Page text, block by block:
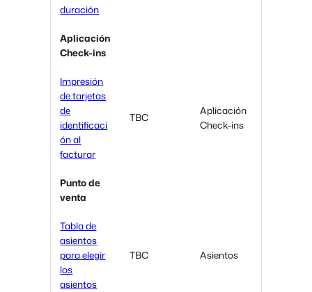
duración
Aplicación
Check-ins
Impresión
de tarjetas
de
identificaci
ón al
facturar
TBC
Aplicación
Check-ins
Punto de
venta
Tabla de
asientos
para elegir
los
asientos
TBC Asientos